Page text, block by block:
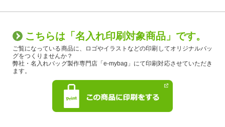
こちらは「名入れ印刷対象商品」です。
ご覧になっている商品に、ロゴやイラストなどの印刷してオリジナルバッ
グをつくりませんか？
弊社・名入れバッグ製作専門店「e-mybag」にて印刷対応させていただき
ます。